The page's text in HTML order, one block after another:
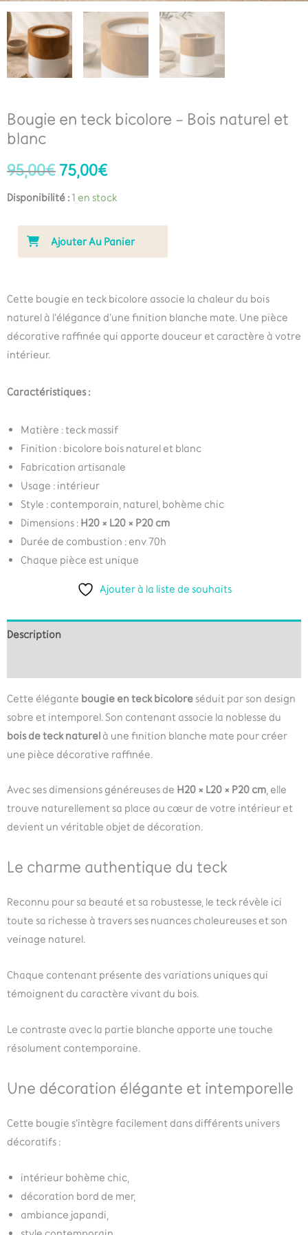
Bougie en teck bicolore – Bois naturel et
blanc
95,00€75,00€
Disponibilité :1 en stock
Ajouter Au Panier
Cette bougie en teck bicolore associe la chaleur du bois
naturel à l’élégance d’une finition blanche mate. Une pièce
décorative raffinée qui apporte douceur et caractère à votre
intérieur.
Caractéristiques :
Matière : teck massif
Finition : bicolore bois naturel et blanc
Fabrication artisanale
Usage : intérieur
Style : contemporain, naturel, bohème chic
Dimensions : H20 × L20 × P20 cm
Durée de combustion : env 70h
Chaque pièce est unique
Ajouter à la liste de souhaits
Description
Cette élégante bougie en teck bicolore séduit par son design
sobre et intemporel. Son contenant associe la noblesse du
bois de teck naturel à une finition blanche mate pour créer
une pièce décorative raffinée.
Avec ses dimensions généreuses de H20 × L20 × P20 cm, elle
trouve naturellement sa place au cœur de votre intérieur et
devient un véritable objet de décoration.
Le charme authentique du teck
Reconnu pour sa beauté et sa robustesse, le teck révèle ici
toute sa richesse à travers ses nuances chaleureuses et son
veinage naturel.
Chaque contenant présente des variations uniques qui
témoignent du caractère vivant du bois.
Le contraste avec la partie blanche apporte une touche
résolument contemporaine.
Une décoration élégante et intemporelle
Cette bougie s’intègre facilement dans différents univers
décoratifs :
intérieur bohème chic,
décoration bord de mer,
ambiance japandi,